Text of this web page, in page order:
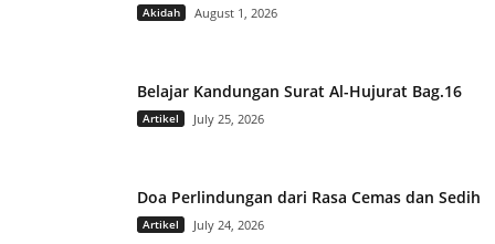
Akidah August 1, 2026
Belajar Kandungan Surat Al-Hujurat Bag.16
Artikel July 25, 2026
Doa Perlindungan dari Rasa Cemas dan Sedih
Artikel July 24, 2026